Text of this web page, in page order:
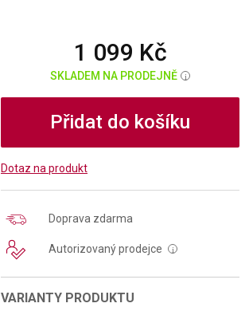
1 099 Kč
SKLADEM NA PRODEJNĚ i
Přidat do košíku
Dotaz na produkt
Doprava zdarma
Autorizovaný prodejce i
VARIANTY PRODUKTU